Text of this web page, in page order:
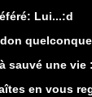
Lui...:d
sauvé une
en vous